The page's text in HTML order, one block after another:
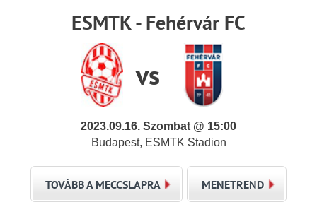
ESMTK - Fehérvár FC
vs
2023.09.16. Szombat @ 15:00
Budapest, ESMTK Stadion
TOVÁBB A MECCSLAPRA MENETREND